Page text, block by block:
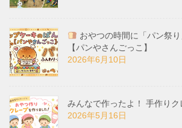
おやつの時間に「パン祭り
【パンやさんごっこ】
2026年6月10日
みんなで作ったよ！ 手作りク
2026年5月16日